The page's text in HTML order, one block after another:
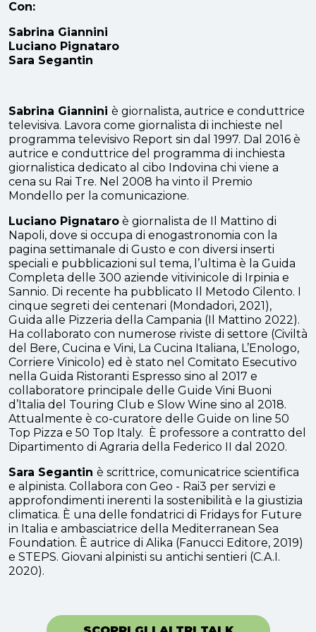
Con:
Sabrina Giannini
Luciano Pignataro
Sara Segantin
Sabrina Giannini è giornalista, autrice e conduttrice
televisiva. Lavora come giornalista di inchieste nel
programma televisivo Report sin dal 1997. Dal 2016 è
autrice e conduttrice del programma di inchiesta
giornalistica dedicato al cibo Indovina chi viene a
cena su Rai Tre. Nel 2008 ha vinto il Premio
Mondello per la comunicazione.
Luciano Pignataro è giornalista de Il Mattino di
Napoli, dove si occupa di enogastronomia con la
pagina settimanale di Gusto e con diversi inserti
speciali e pubblicazioni sul tema, l’ultima è la Guida
Completa delle 300 aziende vitivinicole di Irpinia e
Sannio. Di recente ha pubblicato Il Metodo Cilento. I
cinque segreti dei centenari (Mondadori, 2021),
Guida alle Pizzeria della Campania (Il Mattino 2022).
Ha collaborato con numerose riviste di settore (Civiltà
del Bere, Cucina e Vini, La Cucina Italiana, L’Enologo,
Corriere Vinicolo) ed è stato nel Comitato Esecutivo
nella Guida Ristoranti Espresso sino al 2017 e
collaboratore principale delle Guide Vini Buoni
d’Italia del Touring Club e Slow Wine sino al 2018.
Attualmente è co-curatore delle Guide on line 50
Top Pizza e 50 Top Italy. È professore a contratto del
Dipartimento di Agraria della Federico II dal 2020.
Sara Segantin è scrittrice, comunicatrice scientifica
e alpinista. Collabora con Geo - Rai3 per servizi e
approfondimenti inerenti la sostenibilità e la giustizia
climatica. È una delle fondatrici di Fridays for Future
in Italia e ambasciatrice della Mediterranean Sea
Foundation. È autrice di Alika (Fanucci Editore, 2019)
e STEPS. Giovani alpinisti su antichi sentieri (C.A.I.
2020).